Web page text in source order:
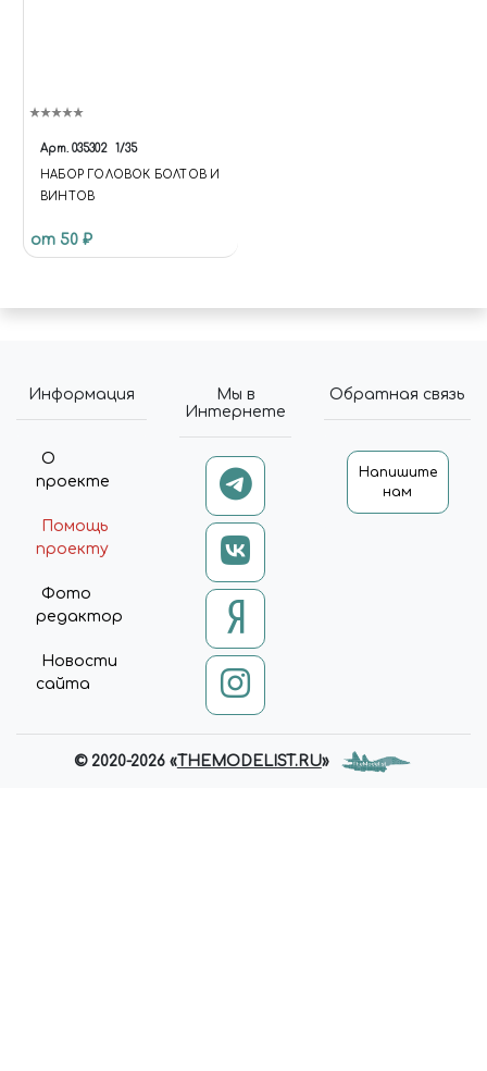
Арт. 035302 1/35
НАБОР ГОЛОВОК БОЛТОВ И
ВИНТОВ
от 50 ₽
Информация
О
проекте
Помощь
проекту
Фото
редактор
Новости
сайта
Мы в
Интернете
Обратная связь
Напишите
нам
© 2020-2026 «THEMODELIST.RU»